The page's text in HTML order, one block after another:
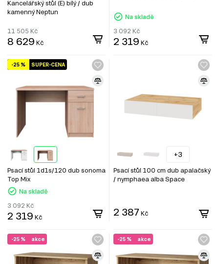
Kancelářský stůl (E) bílý / dub
kamenný Neptun
11 505 Kč
8 629 Kč
Na skladě
3 092 Kč
2 319 Kč
SUPER-CENA
-25 %
Psací stůl 1d1s/120 dub sonoma
Top Mix
Na skladě
3 092 Kč
2 319 Kč
+3
Psací stůl 100 cm dub apalačský
/ nymphaea alba Space
2 387 Kč
akce
-25 % akce
-25 %